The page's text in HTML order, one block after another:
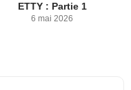
ETTY : Partie 1
6 mai 2026